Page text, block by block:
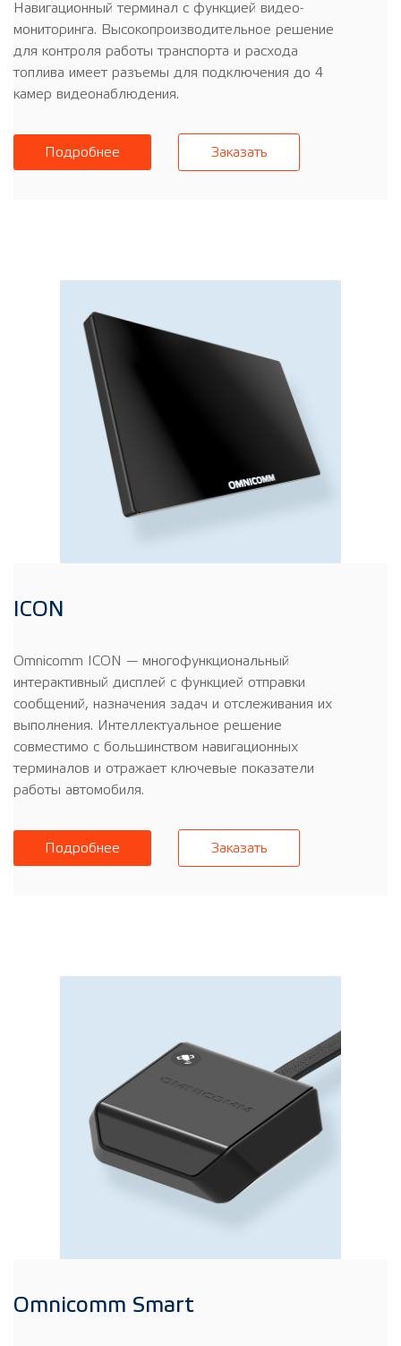
Навигационный терминал с функцией видео-
мониторинга. Высокопроизводительное решение
для контроля работы транспорта и расхода
топлива имеет разъемы для подключения до 4
камер видеонаблюдения.
Подробнее Заказать
ICON
Omnicomm ICON — многофункциональный
интерактивный дисплей c функцией отправки
сообщений, назначения задач и отслеживания их
выполнения. Интеллектуальное решение
совместимо с большинством навигационных
терминалов и отражает ключевые показатели
работы автомобиля.
Подробнее Заказать
Omnicomm Smart